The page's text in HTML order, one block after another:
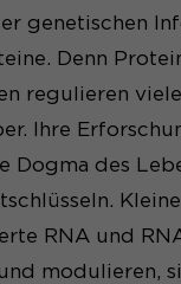
genetischen
Denn
regulieren
Ihre
Dogma des
RNA und
modulieren,